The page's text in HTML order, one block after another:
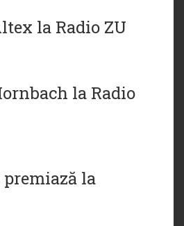
la Radio ZU
la Radio
premiază la